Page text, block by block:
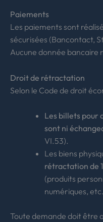
Paiements
Les paiements sont
sécurisées (Bancontact,
Aucune donnée bancaire
Droit de rétractation
Selon le Code de droit
Les billets pour
sont ni
VI.53).
Les biens
rétractation de
(produits
numériques,
Toute demande doit être